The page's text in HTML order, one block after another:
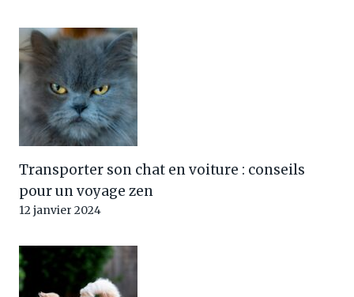
Transporter son chat en voiture : conseils
pour un voyage zen
12 janvier 2024